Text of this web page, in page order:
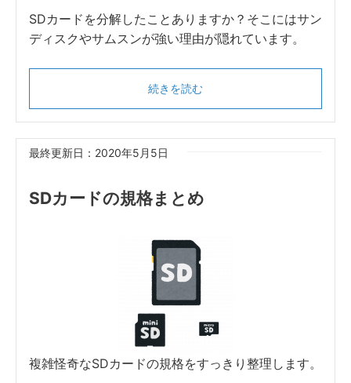
SDカードを分解したことありますか？そこにはサン
ディスクやサムスンが強い理由が隠れています。
続きを読む
最終更新日：2020年5月5日
SDカードの規格まとめ
複雑怪奇なSDカードの規格をすっきり整理します。